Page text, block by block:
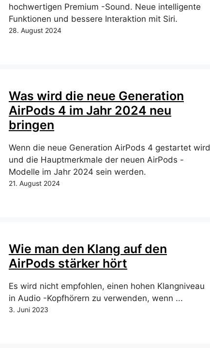
hochwertigen Premium -Sound. Neue intelligente
Funktionen und bessere Interaktion mit Siri.
28. August 2024
Was wird die neue Generation
AirPods 4 im Jahr 2024 neu
bringen
Wenn die neue Generation AirPods 4 gestartet wird
und die Hauptmerkmale der neuen AirPods -
Modelle im Jahr 2024 sein werden.
21. August 2024
Wie man den Klang auf den
AirPods stärker hört
Es wird nicht empfohlen, einen hohen Klangniveau
in Audio -Kopfhörern zu verwenden, wenn ...
3. Juni 2023